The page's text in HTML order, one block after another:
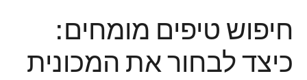
חיפוש טיפים מומחים:
כיצד לבחור את המכונית